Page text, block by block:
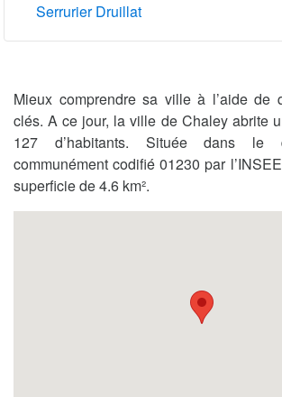
Serrurier Druillat
Mieux comprendre sa ville à l’aide de
clés. A ce jour, la ville de Chaley abrite
127 d’habitants. Située dans le
communément codifié 01230 par
superficie de 4.6 km².